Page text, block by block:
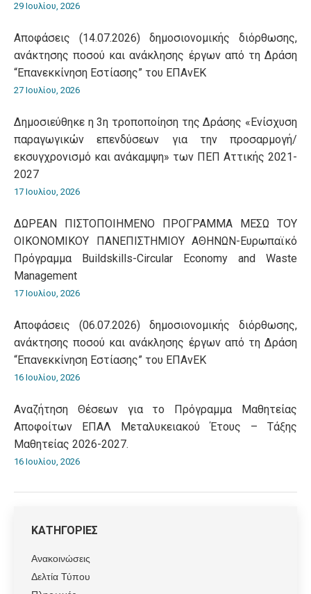
29 Ιουλίου, 2026
Αποφάσεις (14.07.2026) δημοσιονομικής διόρθωσης,
ανάκτησης ποσού και ανάκλησης έργων από τη Δράση
“Επανεκκίνηση Εστίασης” του ΕΠΑνΕΚ
27 Ιουλίου, 2026
Δημοσιεύθηκε η 3η τροποποίηση της Δράσης «Ενίσχυση
παραγωγικών επενδύσεων για την προσαρμογή/
εκσυγχρονισμό και ανάκαμψη» των ΠΕΠ Αττικής 2021-
2027
17 Ιουλίου, 2026
ΔΩΡΕΑΝ ΠΙΣΤΟΠΟΙΗΜΕΝΟ ΠΡΟΓΡΑΜΜΑ ΜΕΣΩ ΤΟΥ
ΟΙΚΟΝΟΜΙΚΟΥ ΠΑΝΕΠΙΣΤΗΜΙΟΥ ΑΘΗΝΩΝ-Ευρωπαϊκό
Πρόγραμμα Βuildskills-Circular Economy and Waste
Management
17 Ιουλίου, 2026
Αποφάσεις (06.07.2026) δημοσιονομικής διόρθωσης,
ανάκτησης ποσού και ανάκλησης έργων από τη Δράση
“Επανεκκίνηση Εστίασης” του ΕΠΑνΕΚ
16 Ιουλίου, 2026
Αναζήτηση Θέσεων για το Πρόγραμμα Μαθητείας
Αποφοίτων ΕΠΑΛ Μεταλυκειακού Έτους – Τάξης
Μαθητείας 2026-2027.
16 Ιουλίου, 2026
ΚΑΤΗΓΟΡΙΕΣ
Ανακοινώσεις
Δελτία Τύπου